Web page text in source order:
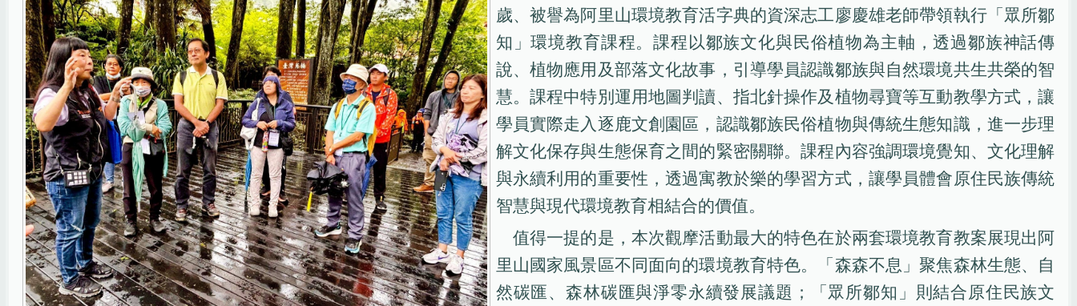
歲、被譽為阿里山環境教育活字典的資深志工廖慶雄老師帶領執行「眾所鄒
知」環境教育課程。課程以鄒族文化與民俗植物為主軸，透過鄒族神話傳
說、植物應用及部落文化故事，引導學員認識鄒族與自然環境共生共榮的智
慧。課程中特別運用地圖判讀、指北針操作及植物尋寶等互動教學方式，讓
學員實際走入逐鹿文創園區，認識鄒族民俗植物與傳統生態知識，進一步理
解文化保存與生態保育之間的緊密關聯。課程內容強調環境覺知、文化理解
與永續利用的重要性，透過寓教於樂的學習方式，讓學員體會原住民族傳統
智慧與現代環境教育相結合的價值。
值得一提的是，本次觀摩活動最大的特色在於兩套環境教育教案展現出阿
里山國家風景區不同面向的環境教育特色。「森森不息」聚焦森林生態、自
然碳匯、森林碳匯與淨零永續發展議題；「眾所鄒知」則結合原住民族文